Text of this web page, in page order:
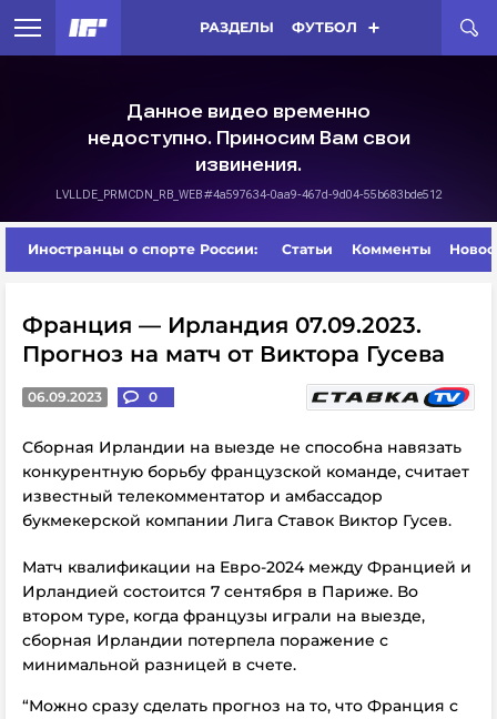
РАЗДЕЛЫ ФУТБОЛ
Иностранцы о спорте России: Статьи Комменты
Франция — Ирландия 07.09.2023.
Прогноз на матч от Виктора Гусева
06.09.2023 0
Сборная Ирландии на выезде не способна навязать
конкурентную борьбу французской команде, считает
известный телекомментатор и амбассадор
букмекерской компании Лига Ставок Виктор Гусев.
Матч квалификации на Евро-2024 между Францией и
Ирландией состоится 7 сентября в Париже. Во
втором туре, когда французы играли на выезде,
сборная Ирландии потерпела поражение с
минимальной разницей в счете.
“Можно сразу сделать прогноз на то, что Франция с